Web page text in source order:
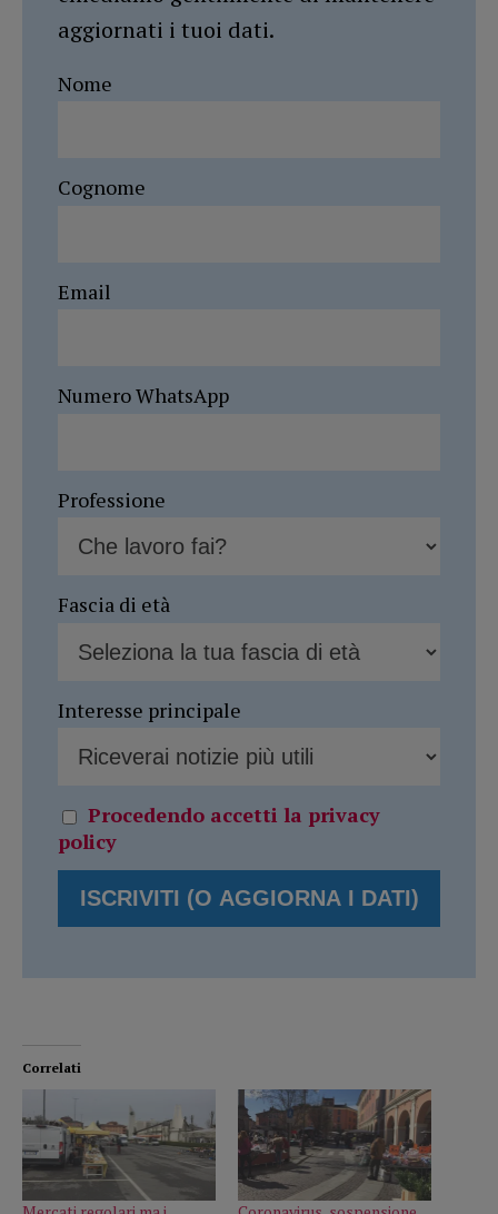
aggiornati i tuoi dati.
Nome
Cognome
Email
Numero WhatsApp
Professione
Fascia di età
Interesse principale
Procedendo accetti la privacy
policy
Correlati